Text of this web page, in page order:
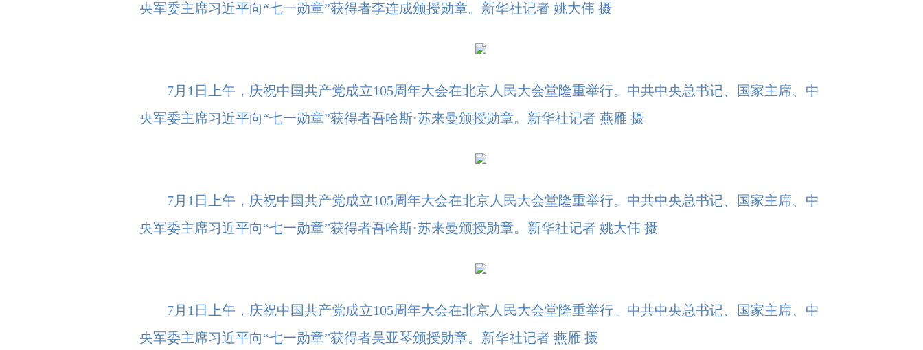
央军委主席习近平向“七一勋章”获得者李连成颁授勋章。新华社记者 姚大伟 摄
7月1日上午，庆祝中国共产党成立105周年大会在北京人民大会堂隆重举行。中共中央总书记、国家主席、中
央军委主席习近平向“七一勋章”获得者吾哈斯·苏来曼颁授勋章。新华社记者 燕雁 摄
7月1日上午，庆祝中国共产党成立105周年大会在北京人民大会堂隆重举行。中共中央总书记、国家主席、中
央军委主席习近平向“七一勋章”获得者吾哈斯·苏来曼颁授勋章。新华社记者 姚大伟 摄
7月1日上午，庆祝中国共产党成立105周年大会在北京人民大会堂隆重举行。中共中央总书记、国家主席、中
央军委主席习近平向“七一勋章”获得者吴亚琴颁授勋章。新华社记者 燕雁 摄